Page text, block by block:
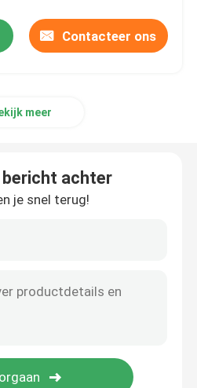
Plaat Contacteer ons
meer
bericht achter
je snel terug!